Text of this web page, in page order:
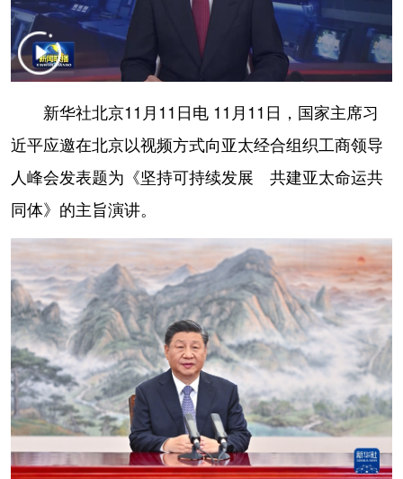
公益 一带一路 上市公司
文化产业
地方频道
辽宁
浙江 安徽 福建 江西
山东 河南 湖北 湖南
广东 广西 海南 重庆
四川 贵州 云南 西藏
陕西 甘肃 青海 宁夏
新疆 内蒙古 黑龙江
新华社北京11月11日电 11月11日，国家主席习
近平应邀在北京以视频方式向亚太经合组织工商领导
人峰会发表题为《坚持可持续发展 共建亚太命运共
同体》的主旨演讲。